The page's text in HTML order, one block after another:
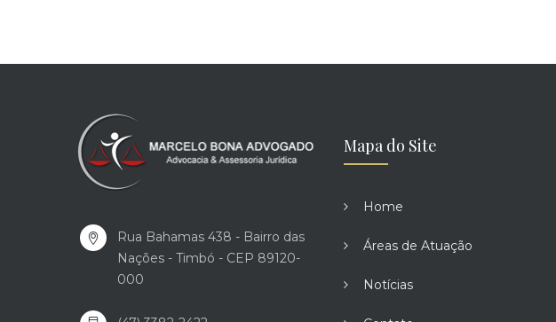
Rua Bahamas 438 - Bairro das
Nações - Timbó - CEP 89120-
000
Mapa do Site
Home
Áreas de Atuação
Notícias